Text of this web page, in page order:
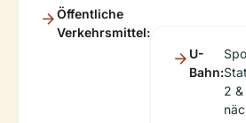
Öffentliche
Verkehrsmittel:
U-
Bahn:
2